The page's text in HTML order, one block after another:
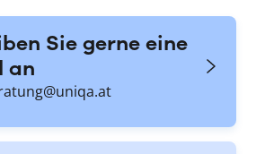
Sie gerne eine
an